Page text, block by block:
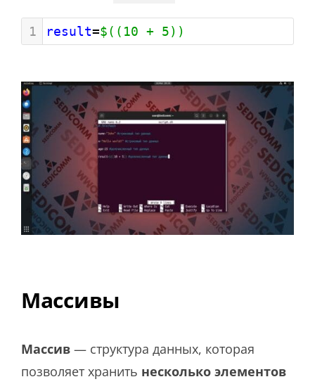
1 result=$((10 + 5))
Массивы
Массив — структура данных, которая
позволяет хранить несколько элементов